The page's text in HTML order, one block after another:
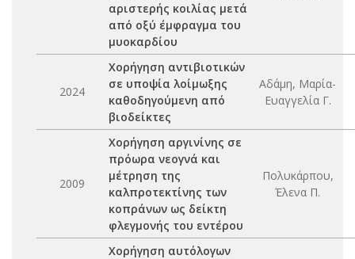
αριστερής κοιλίας μετά
από οξύ έμφραγμα του
μυοκαρδίου
2024
Χορήγηση αντιβιοτικών
σε υποψία λοίμωξης
καθοδηγούμενη από
βιοδείκτες
Αδάμη, Μαρία-
Ευαγγελία Γ.
2009
Χορήγηση αργινίνης σε
πρόωρα νεογνά και
μέτρηση της
καλπροτεκτίνης των
κοπράνων ως δείκτη
φλεγμονής του εντέρου
Πολυκάρπου,
Έλενα Π.
Χορήγηση αυτόλογων